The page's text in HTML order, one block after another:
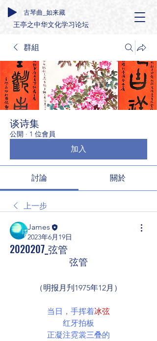
古琴曲_如来藏
王亭之中华文化学习论坛
群組
谈诗集
公開 · 1 位會員
加入
討論 關於
上一步
James
2023年6月19日
2020207_弦管
弦管
（明报月刋1975年12月）
当日，手挥着冰弦
红牙拍板
正凝注霓裳三叠的